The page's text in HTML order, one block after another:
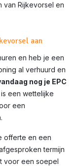
van Rijkevorsel en
aan
en heb je een
al verhuurd en
nog je EPC
een wettelijke
een
offerte en een
termijn
voor een soepel